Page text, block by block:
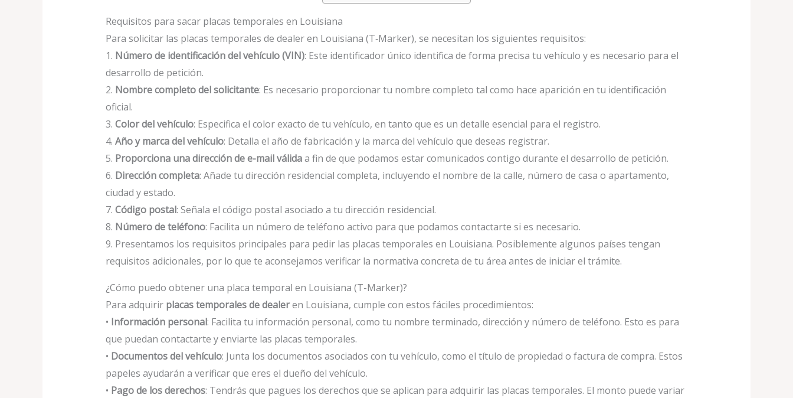
Requisitos para sacar placas temporales en Louisiana
Para solicitar las placas temporales de dealer en Louisiana (T‑Marker), se necesitan los siguientes requisitos:
1. Número de identificación del vehículo (VIN): Este identificador único identifica de forma precisa tu vehículo y es necesario para el
desarrollo de petición.
2. Nombre completo del solicitante: Es necesario proporcionar tu nombre completo tal como hace aparición en tu identificación
oficial.
3. Color del vehículo: Especifica el color exacto de tu vehículo, en tanto que es un detalle esencial para el registro.
4. Año y marca del vehículo: Detalla el año de fabricación y la marca del vehículo que deseas registrar.
5. Proporciona una dirección de e-mail válidaa fin de que podamos estar comunicados contigo durante el desarrollo de petición.
6. Dirección completa: Añade tu dirección residencial completa, incluyendo el nombre de la calle, número de casa o apartamento,
ciudad y estado.
7. Código postal: Señala el código postal asociado a tu dirección residencial.
8. Número de teléfono: Facilita un número de teléfono activo para que podamos contactarte si es necesario.
9. Presentamos los requisitos principales para pedir las placas temporales en Louisiana. Posiblemente algunos países tengan
requisitos adicionales, por lo que te aconsejamos verificar la normativa concreta de tu área antes de iniciar el trámite.
¿Cómo puedo obtener una placa temporal en Louisiana (T-Marker)?
Para adquirir placas temporales de dealeren Louisiana, cumple con estos fáciles procedimientos:
• Información personal: Facilita tu información personal, como tu nombre terminado, dirección y número de teléfono. Esto es para
que puedan contactarte y enviarte las placas temporales.
• Documentos del vehículo: Junta los documentos asociados con tu vehículo, como el título de propiedad o factura de compra. Estos
papeles ayudarán a verificar que eres el dueño del vehículo.
• Pago de los derechos: Tendrás que pagues los derechos que se aplican para adquirir las placas temporales. El monto puede variar